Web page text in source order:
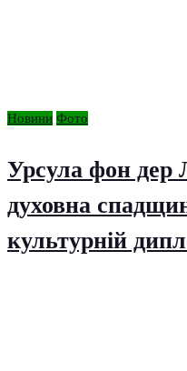
Новини Фото
Урсула фон дер
духовна
культурній